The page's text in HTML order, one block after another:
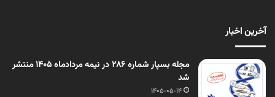
آخرین اخبار
مجله بسپار شماره 286 در نیمه مردادماه 1405 منتشر
شد
1405-05-14